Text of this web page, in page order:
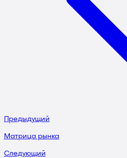
Предыдущий
Матрица рынка
Следующий